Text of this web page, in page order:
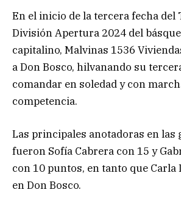
En el inicio de la tercera fecha del
División Apertura 2024 del
capitalino, Malvinas 1536
a Don Bosco, hilvanando su
comandar en soledad y con
competencia.
Las principales anotadoras en las
fueron Sofía Cabrera con 15 y
con 10 puntos, en tanto que Carla
en Don Bosco.